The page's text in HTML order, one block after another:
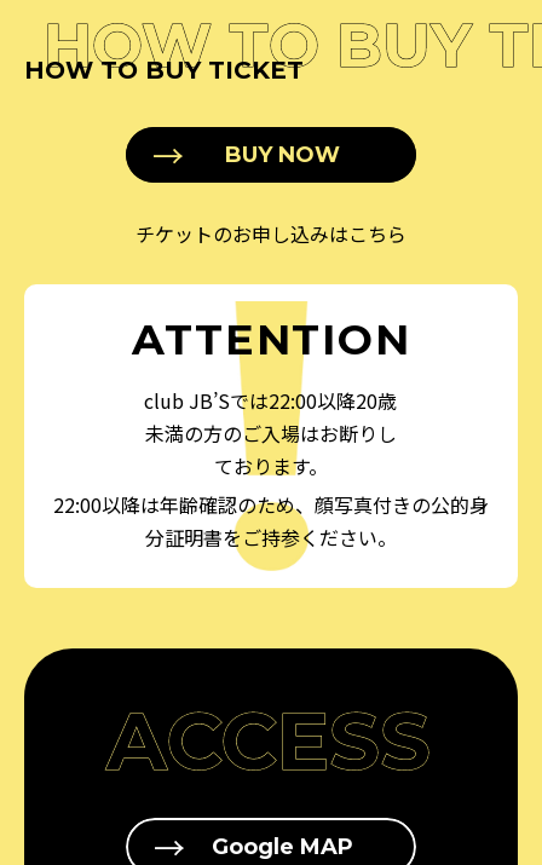
HOW TO BUY
HOW TO BUY TICKET
BUY NOW
チケットのお申し込みはこちら
ATTENTION
club JB’Sでは22:00以降20歳
未満の方のご入場はお断りし
ております。
22:00以降は年齢確認のため、顔写真付きの公的身
分証明書をご持参ください。
ACCESS
Google MAP